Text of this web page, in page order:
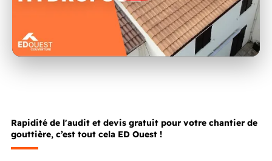
Rapidité de l'audit et devis gratuit pour votre chantier de
gouttière, c’est tout cela ED Ouest !